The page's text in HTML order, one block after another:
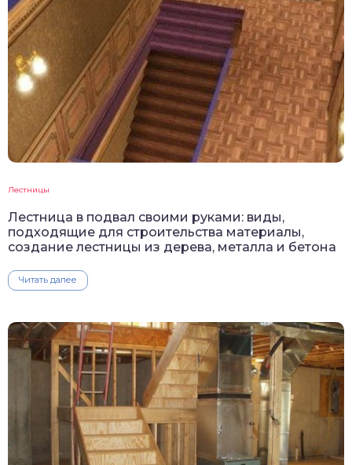
Лестницы
Лестница в подвал своими руками: виды,
подходящие для строительства материалы,
создание лестницы из дерева, металла и бетона
Читать далее